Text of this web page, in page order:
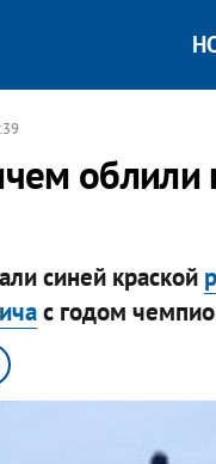
синей краской
с годом